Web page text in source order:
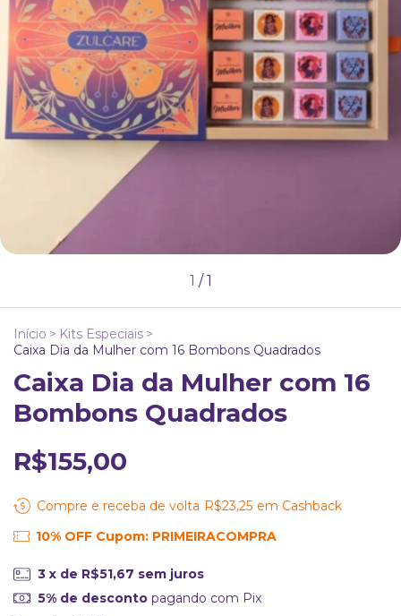
1 /1
Início > Kits Especiais >
Caixa Dia da Mulher com 16 Bombons Quadrados
Caixa Dia da Mulher com 16
Bombons Quadrados
R$155,00
Compre e receba de volta R$23,25 em Cashback
10% OFF Cupom: PRIMEIRACOMPRA
3x de R$51,67 sem juros
5% de descontopagando com Pix